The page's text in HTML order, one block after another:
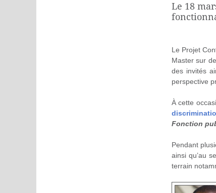
Le 18
Le Projet
Master sur
des invités
perspective
À cette
Fonction
Pendant
ainsi qu’au
terrain